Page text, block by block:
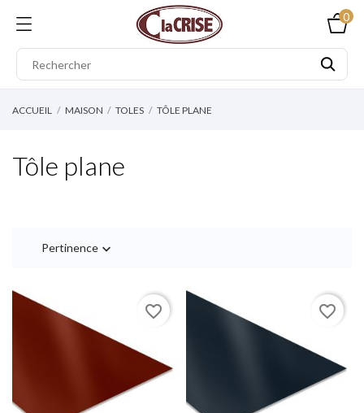
0
ACCUEIL MAISON TOLES TÔLE PLANE
Tôle plane
Pertinence 
favorite_border favorite_border